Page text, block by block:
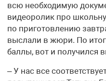
всю необходимую
видеоролик про
по приготовлению
выслали в жюри. По
баллы, вот и получился
– У нас все